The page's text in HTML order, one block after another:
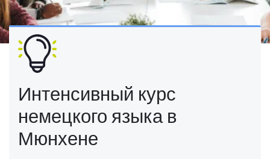
Интенсивный курс
немецкого языка в
Мюнхене